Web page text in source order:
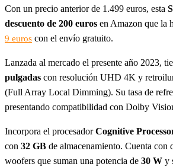
Con un precio anterior de 1.499 euros, esta
descuento de 200 euros en Amazon que la
9 euros con el envío gratuito.
Lanzada al mercado el presente año 2023,
pulgadas con resolución UHD 4K y
(Full Array Local Dimming). Su tasa de
presentando compatibilidad con Dolby
Incorpora el procesadorCognitive
con 32 GB de almacenamiento. Cuenta con
woofers que suman una potencia de 30 W y